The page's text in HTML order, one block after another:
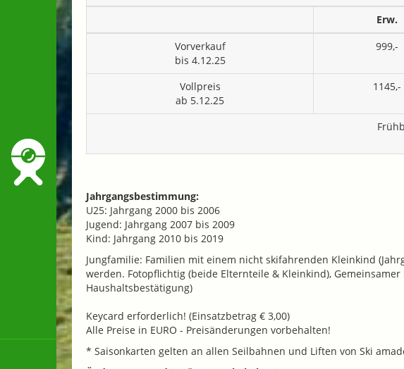
Erw.
Vorverkauf
bis 4.12.25
999,-
Vollpreis
ab 5.12.25
1145,-
Jahrgangsbestimmung:
U25: Jahrgang 2000 bis 2006
Jugend: Jahrgang 2007 bis 2009
Kind: Jahrgang 2010 bis 2019
Jungfamilie: Familien mit einem nicht skifahrenden Kleinkind
werden. Fotopflichtig (beide Elternteile & Kleinkind),
Haushaltsbestätigung)
Keycard erforderlich! (Einsatzbetrag € 3,00)
Alle Preise in EURO - Preisänderungen vorbehalten!
* Saisonkarten gelten an allen Seilbahnen und Liften von Ski